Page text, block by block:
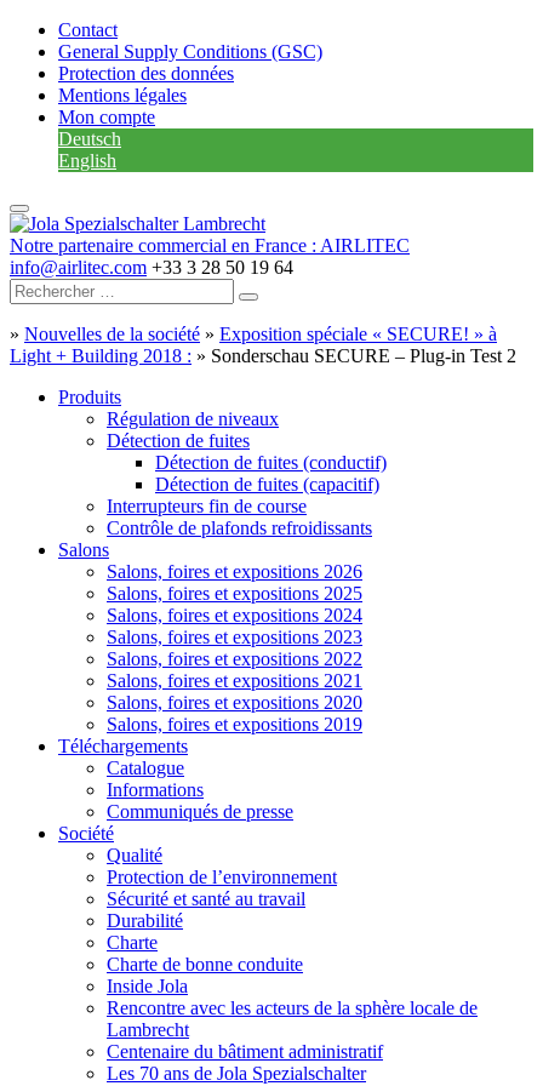
Contact
General Supply Conditions (GSC)
Protection des données
Mentions légales
Mon compte
Deutsch
English
Notre partenaire commercial en France : AIRLITEC
info@airlitec.com +33 3 28 50 19 64
» Nouvelles de la société » Exposition spéciale « SECURE! » à
Light + Building 2018 : » Sonderschau SECURE – Plug-in Test 2
Produits
Régulation de niveaux
Détection de fuites
Détection de fuites (conductif)
Détection de fuites (capacitif)
Interrupteurs fin de course
Contrôle de plafonds refroidissants
Salons
Salons, foires et expositions 2026
Salons, foires et expositions 2025
Salons, foires et expositions 2024
Salons, foires et expositions 2023
Salons, foires et expositions 2022
Salons, foires et expositions 2021
Salons, foires et expositions 2020
Salons, foires et expositions 2019
Téléchargements
Catalogue
Informations
Communiqués de presse
Société
Qualité
Protection de l’environnement
Sécurité et santé au travail
Durabilité
Charte
Charte de bonne conduite
Inside Jola
Rencontre avec les acteurs de la sphère locale de
Lambrecht
Centenaire du bâtiment administratif
Les 70 ans de Jola Spezialschalter